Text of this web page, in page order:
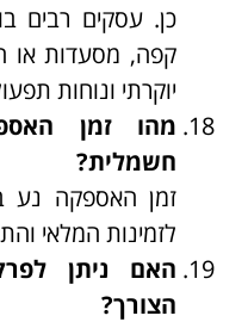
כן. עסקים רבים
קפה, מסעדות או
יוקרתי ונוחות
מהו זמן
חשמלית?
לזמינות המלאי
האם ניתן
הצורך?